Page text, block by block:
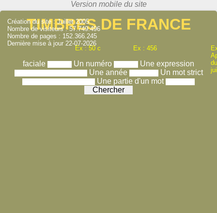
TIMBRES DE FRANCE
Ex : 50 c Ex : 456
faciale Un numéro
Une expression
Une année
Un mot strict
Une partie d'un mot
Création du site : Juillet 2005
Nombre de visiteurs : 57.749.496
Nombre de pages : 152.366.245
Dernière mise à jour 22-07-2026